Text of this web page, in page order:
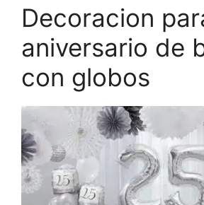
Decoracion
aniversario de
con globos